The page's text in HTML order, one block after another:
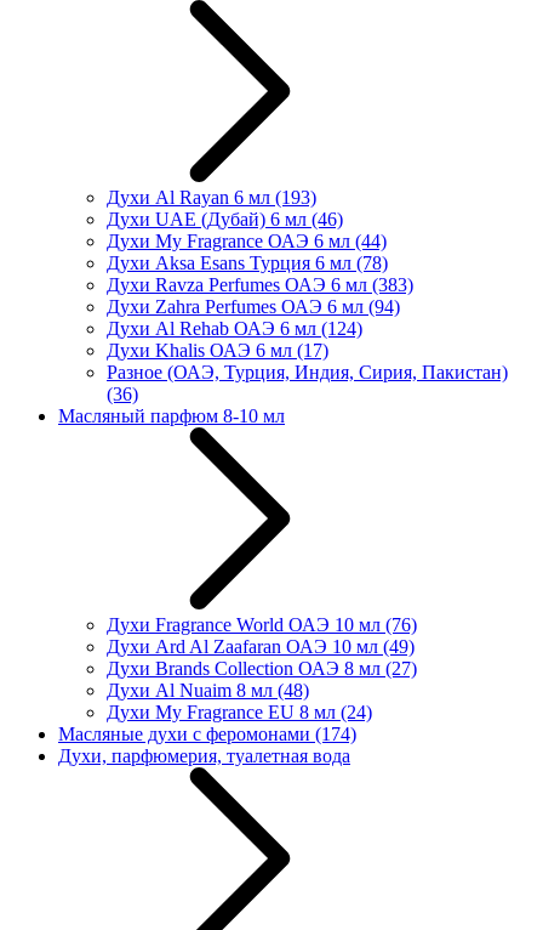
Духи Al Rayan 6 мл (193)
Духи UAE (Дубай) 6 мл (46)
Духи My Fragrance ОАЭ 6 мл (44)
Духи Aksa Esans Турция 6 мл (78)
Духи Ravza Perfumes ОАЭ 6 мл (383)
Духи Zahra Perfumes ОАЭ 6 мл (94)
Духи Al Rehab ОАЭ 6 мл (124)
Духи Khalis ОАЭ 6 мл (17)
Разное (ОАЭ, Турция, Индия, Сирия, Пакистан)
(36)
Масляный парфюм 8-10 мл
Духи Fragrance World ОАЭ 10 мл (76)
Духи Ard Al Zaafaran ОАЭ 10 мл (49)
Духи Brands Collection ОАЭ 8 мл (27)
Духи Al Nuaim 8 мл (48)
Духи My Fragrance EU 8 мл (24)
Масляные духи с феромонами (174)
Духи, парфюмерия, туалетная вода